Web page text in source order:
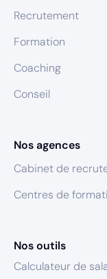
Recrutement
Formation
Coaching
Conseil
Nos agences
Cabinet de
Centres de
Nos outils
Calculateur de